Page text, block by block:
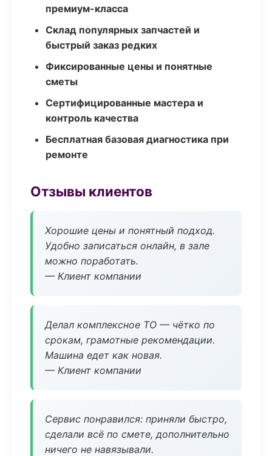
премиум-класса
Склад популярных запчастей и
быстрый заказ редких
Фиксированные цены и понятные
сметы
Сертифицированные мастера и
контроль качества
Бесплатная базовая диагностика при
ремонте
Отзывы клиентов
Хорошие цены и понятный подход.
Удобно записаться онлайн, в зале
можно поработать.
— Клиент компании
Делал комплексное ТО — чётко по
срокам, грамотные рекомендации.
Машина едет как новая.
— Клиент компании
Сервис понравился: приняли быстро,
сделали всё по смете, дополнительно
ничего не навязывали.